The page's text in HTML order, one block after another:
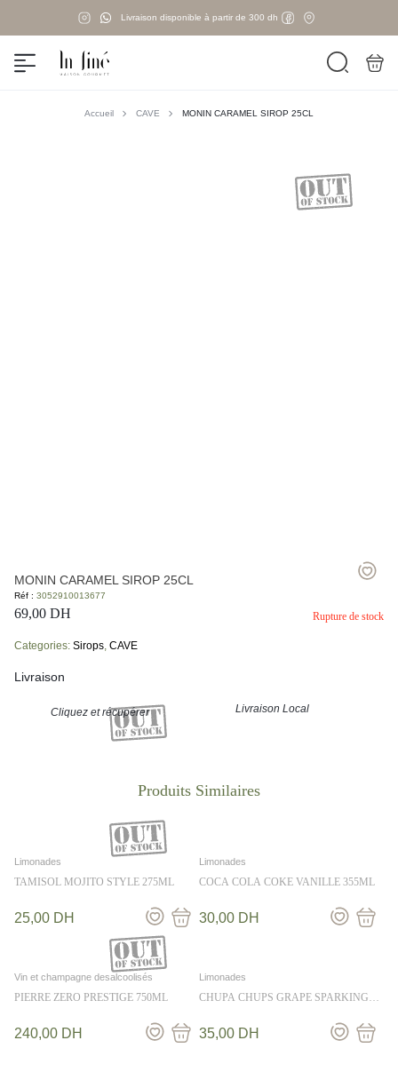
Livraison disponible à partir de 300 dh
Accueil CAVE MONIN CARAMEL SIROP 25CL
MONIN CARAMEL SIROP 25CL
Réf : 3052910013677
69,00 DH Rupture de stock
Categories: Sirops, CAVE
Livraison
Cliquez et récupérer Livraison Local
Limonades
TAMISOL MOJITO STYLE 275ML
25,00 DH
Limonades
COCA COLA COKE VANILLE 355ML
30,00 DH
Vin et champagne desalcoolisés
PIERRE ZERO PRESTIGE 750ML
240,00 DH
Limonades
CHUPA CHUPS GRAPE SPARKING
35,00 DH